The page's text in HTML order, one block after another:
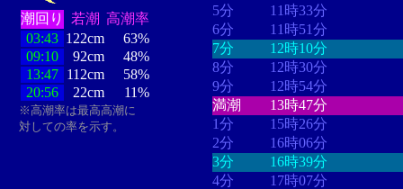
潮回り 若潮 高潮率
03:43 122cm
63%
09:10
92cm
48%
13:47 112cm
58%
20:56
22cm 11%
※高潮率は最高高潮に
対しての率を示す。
5分
11時33分
6分
11時51分
7分
12時10分
8分
12時30分
9分
12時54分
満潮
13時47分
1分
15時26分
2分
16時06分
3分
16時39分
4分
17時07分